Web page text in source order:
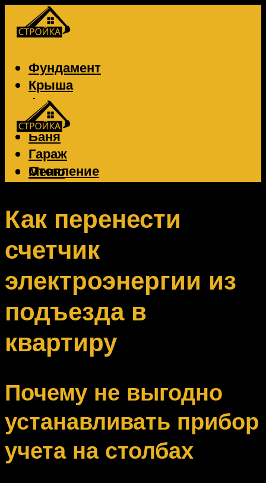
Фундамент
Крыша
Фасад
Забор
Баня
Гараж
Отопление
Вентиляция
Меню
Меню
Как перенести
счетчик
электроэнергии из
подъезда в
квартиру
Почему не выгодно
устанавливать прибор
учета на столбах